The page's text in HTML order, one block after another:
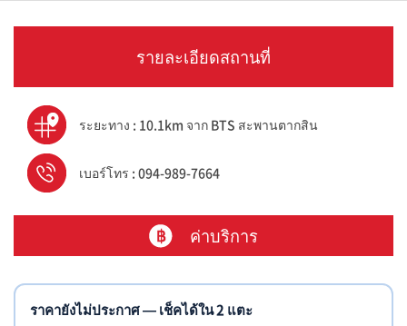
รายละเอียดสถานที่
ระยะทาง : 10.1km จาก BTS สะพานตากสิน
เบอร์โทร : 094-989-7664
ค่าบริการ
ราคายังไม่ประกาศ — เช็คได้ใน 2 แตะ